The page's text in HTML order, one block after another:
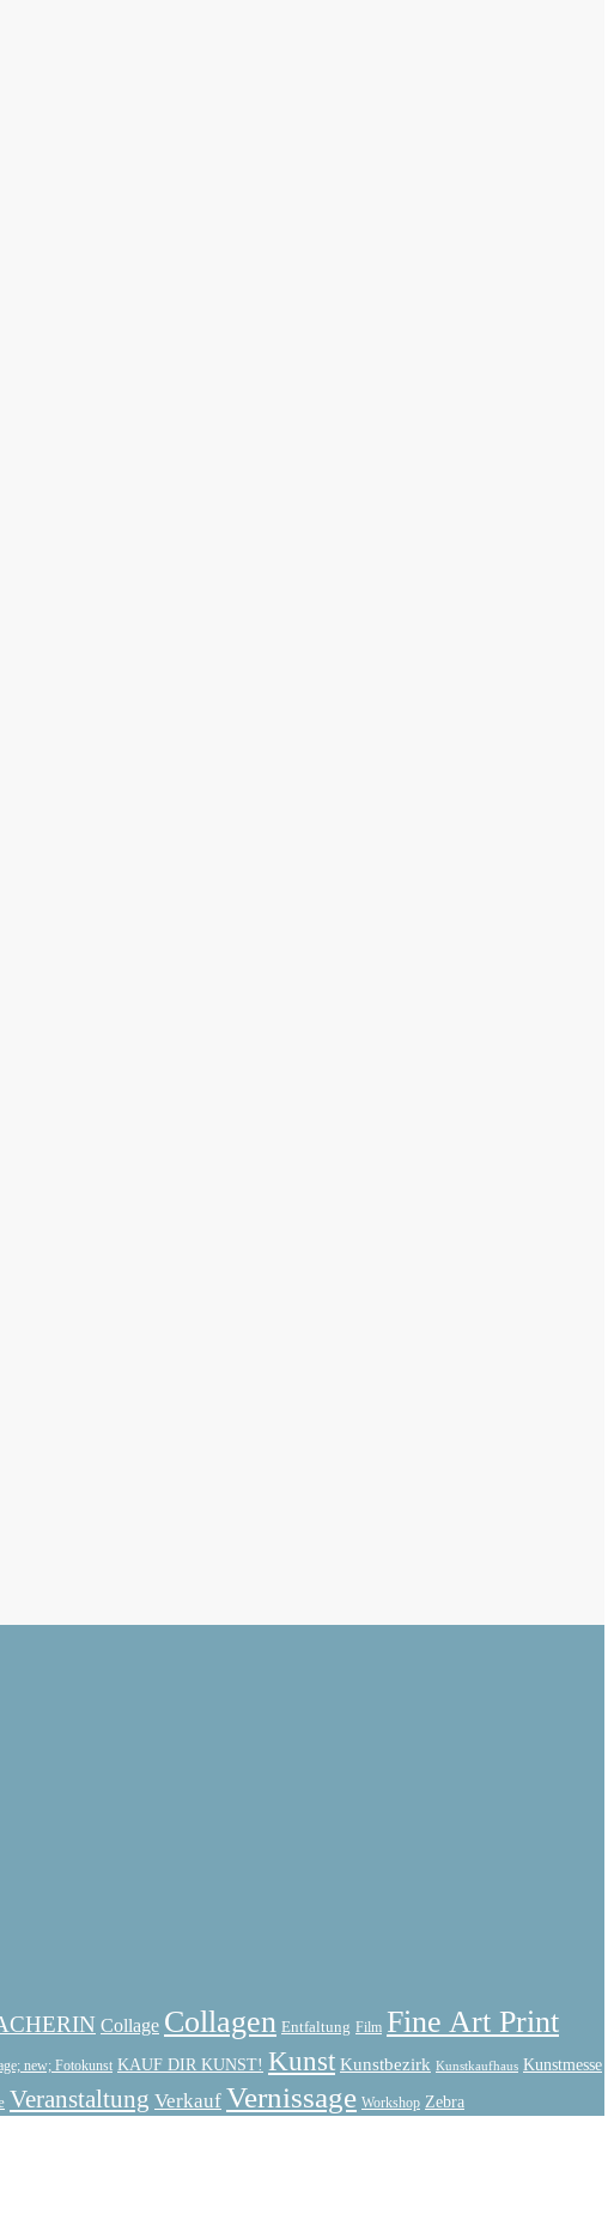
Collage Collagen Entfaltung Film Fine Art Print
new; Fotokunst KAUF DIR KUNST! Kunst Kunstbezirk Kunstkaufhaus Kunstmesse
Veranstaltung Verkauf Vernissage Workshop Zebra